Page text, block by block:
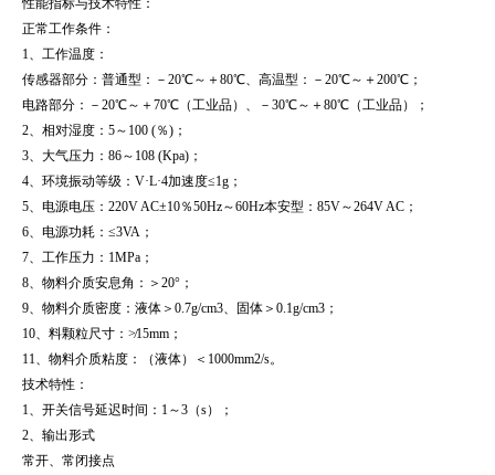
正常工作条件：
1、工作温度：
传感器部分：普通型：－20℃～＋80℃、高温型：－20℃～＋200℃；
电路部分：－20℃～＋70℃（工业品）、－30℃～＋80℃（工业品）；
2、相对湿度：5～100 (％)；
3、大气压力：86～108 (Kpa)；
4、环境振动等级：V·L·4加速度≤1g；
5、电源电压：220V AC±10％50Hz～60Hz本安型：85V～264V AC；
6、电源功耗：≤3VA；
7、工作压力：1MPa；
8、物料介质安息角：＞20°；
9、物料介质密度：液体＞0.7g/cm3、固体＞0.1g/cm3；
10、料颗粒尺寸：≯15mm；
11、物料介质粘度：（液体）＜1000mm2/s。
技术特性：
1、开关信号延迟时间：1～3（s）；
2、输出形式
常开、常闭接点